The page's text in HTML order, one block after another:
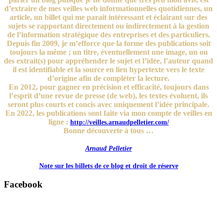
d’extraire de mes veilles web informationnelles quotidiennes, un
article, un billet qui me parait intéressant et éclairant sur des
sujets se rapportant directement ou indirectement à la gestion
de l’information stratégique des entreprises et des particuliers.
Depuis fin 2009, je m’efforce que la forme des publications soit
toujours la même ; un titre, éventuellement une image, un ou
des extrait(s) pour appréhender le sujet et l’idée, l’auteur quand
il est identifiable et la source en lien hypertexte vers le texte
d’origine afin de compléter la lecture.
En 2012, pour gagner en précision et efficacité, toujours dans
l’esprit d’une revue de presse (de web), les textes évoluent, ils
seront plus courts et concis avec uniquement l’idée principale.
En 2022, les publications sont faite via mon compte de veilles en
ligne : http://veilles.arnaudpelletier.com/
Bonne découverte à tous …
Arnaud Pelletier
Note sur les billets de ce blog et droit de réserve
Facebook